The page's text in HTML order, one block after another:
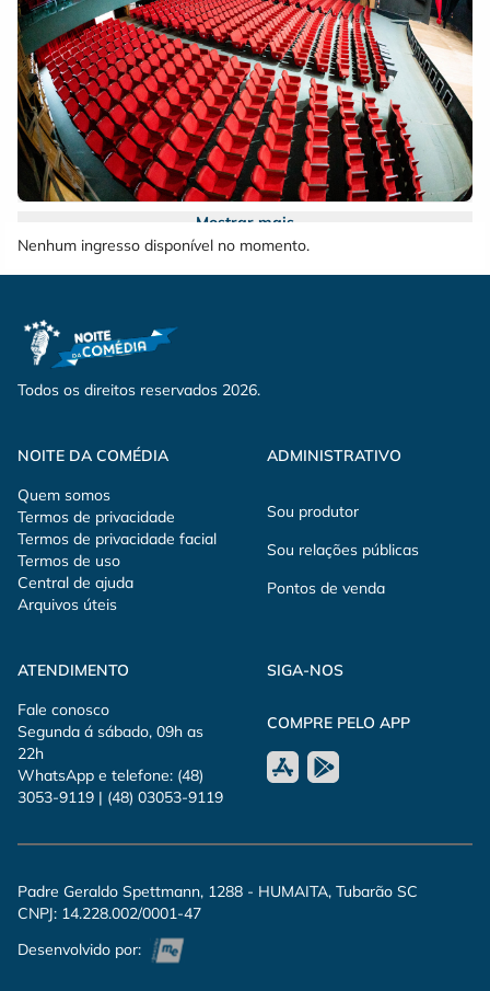
e obrigatória a apresentação da Carteira Nacional de Estudante
UNE ABES e ANPG Pessoas com deficiência e Idosos acima de
60 anos
não perecível na entrada do evento.
Mostrar mais
Nenhum ingresso disponível no momento.
Todos os direitos reservados 2026.
NOITE DA COMÉDIA
Quem somos
Termos de privacidade
Termos de privacidade facial
Termos de uso
Central de ajuda
Arquivos úteis
ADMINISTRATIVO
Sou produtor
Sou relações públicas
Pontos de venda
ATENDIMENTO
Fale conosco
Segunda á sábado, 09h as
22h
WhatsApp e telefone: (48)
3053-9119 | (48) 03053-9119
SIGA-NOS
COMPRE PELO APP
Desenvolvido por:
Padre Geraldo Spettmann, 1288 - HUMAITA, Tubarão SC
CNPJ: 14.228.002/0001-47